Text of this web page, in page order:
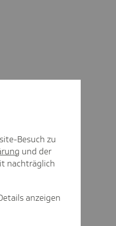
Besuch zu
und der
nachträglich
anzeigen